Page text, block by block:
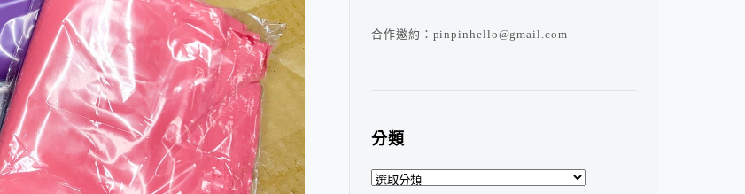
合作邀約：pinpinhello@gmail.com
分類
分